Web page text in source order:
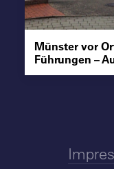
Münster vor
Führungen –